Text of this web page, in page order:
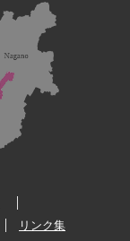
リンク集